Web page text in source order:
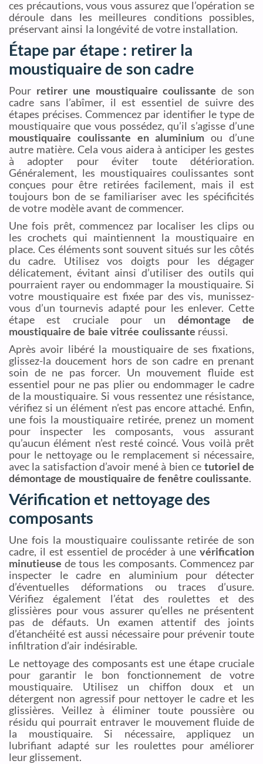
ces précautions, vous vous assurez que l’opération se
déroule dans les meilleures conditions possibles,
préservant ainsi la longévité de votre installation.
Étape par étape : retirer la
moustiquaire de son cadre
Pour retirer une moustiquaire coulissante de son
cadre sans l’abîmer, il est essentiel de suivre des
étapes précises. Commencez par identifier le type de
moustiquaire que vous possédez, qu’il s’agisse d’une
moustiquaire coulissante en aluminium ou d’une
autre matière. Cela vous aidera à anticiper les gestes
à adopter pour éviter toute détérioration.
Généralement, les moustiquaires coulissantes sont
conçues pour être retirées facilement, mais il est
toujours bon de se familiariser avec les spécificités
de votre modèle avant de commencer.
Une fois prêt, commencez par localiser les clips ou
les crochets qui maintiennent la moustiquaire en
place. Ces éléments sont souvent situés sur les côtés
du cadre. Utilisez vos doigts pour les dégager
délicatement, évitant ainsi d’utiliser des outils qui
pourraient rayer ou endommager la moustiquaire. Si
votre moustiquaire est fixée par des vis, munissez-
vous d’un tournevis adapté pour les enlever. Cette
étape est cruciale pour un démontage de
moustiquaire de baie vitrée coulissante réussi.
Après avoir libéré la moustiquaire de ses fixations,
glissez-la doucement hors de son cadre en prenant
soin de ne pas forcer. Un mouvement fluide est
essentiel pour ne pas plier ou endommager le cadre
de la moustiquaire. Si vous ressentez une résistance,
vérifiez si un élément n’est pas encore attaché. Enfin,
une fois la moustiquaire retirée, prenez un moment
pour inspecter les composants, vous assurant
qu’aucun élément n’est resté coincé. Vous voilà prêt
pour le nettoyage ou le remplacement si nécessaire,
avec la satisfaction d’avoir mené à bien ce tutoriel de
démontage de moustiquaire de fenêtre coulissante.
Vérification et nettoyage des
composants
Une fois la moustiquaire coulissante retirée de son
cadre, il est essentiel de procéder à une vérification
minutieuse de tous les composants. Commencez par
inspecter le cadre en aluminium pour détecter
d’éventuelles déformations ou traces d’usure.
Vérifiez également l’état des roulettes et des
glissières pour vous assurer qu’elles ne présentent
pas de défauts. Un examen attentif des joints
d’étanchéité est aussi nécessaire pour prévenir toute
infiltration d’air indésirable.
Le nettoyage des composants est une étape cruciale
pour garantir le bon fonctionnement de votre
moustiquaire. Utilisez un chiffon doux et un
détergent non agressif pour nettoyer le cadre et les
glissières. Veillez à éliminer toute poussière ou
résidu qui pourrait entraver le mouvement fluide de
la moustiquaire. Si nécessaire, appliquez un
lubrifiant adapté sur les roulettes pour améliorer
leur glissement.